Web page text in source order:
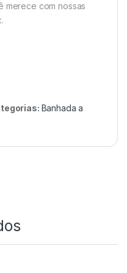
merece com nossas
Banhada a